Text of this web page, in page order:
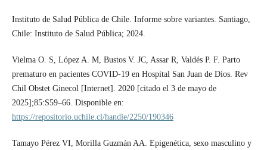
Instituto de Salud Pública de Chile. Informe sobre variantes. Santiago,
Chile: Instituto de Salud Pública; 2024.
Vielma O. S, López A. M, Bustos V. JC, Assar R, Valdés P. F. Parto
prematuro en pacientes COVID-19 en Hospital San Juan de Dios. Rev
Chil Obstet Ginecol [Internet]. 2020 [citado el 3 de mayo de
2025];85:S59–66. Disponible en:
https://repositorio.uchile.cl/handle/2250/190346
Tamayo Pérez VI, Morilla Guzmán AA. Epigenética, sexo masculino y